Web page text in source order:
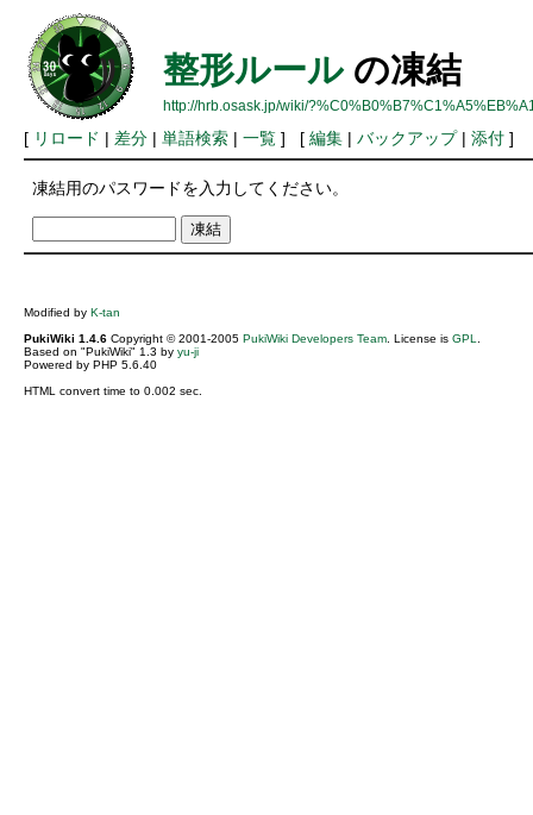
整形ルールの凍結
http://hrb.osask.jp/wiki/
[ リロード | 差分| 単語検索| 一覧] [ 編集| バックアップ| 添付]
凍結用のパスワードを入力してください。
Modified by K-tan
PukiWiki 1.4.6Copyright © 2001-2005 PukiWiki Developers Team. License is GPL
Based on "PukiWiki" 1.3 by yu-ji
Powered by PHP 5.6.40
HTML convert time to 0.002 sec.